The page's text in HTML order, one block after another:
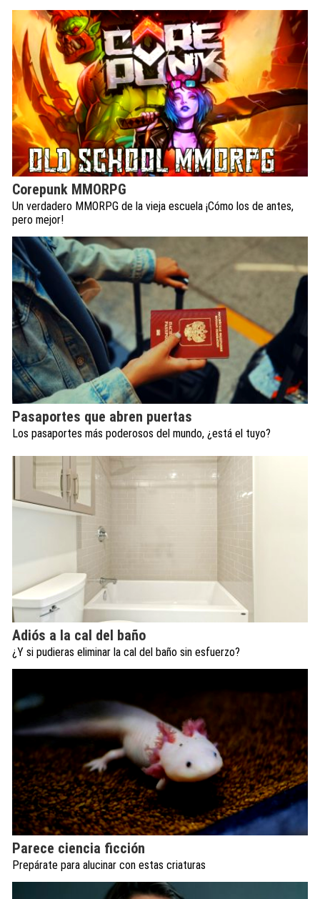
Corepunk MMORPG
Un verdadero MMORPG de la vieja escuela ¡Cómo los de antes,
pero mejor!
Pasaportes que abren puertas
Los pasaportes más poderosos del mundo, ¿está el tuyo?
Adiós a la cal del baño
¿Y si pudieras eliminar la cal del baño sin esfuerzo?
Parece ciencia ficción
Prepárate para alucinar con estas criaturas